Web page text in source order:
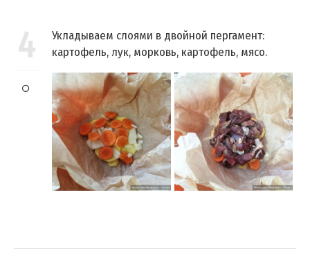
4
Укладываем слоями в двойной пергамент:
картофель, лук, морковь, картофель, мясо.